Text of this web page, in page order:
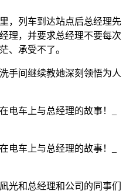
，列车到达站点后总经理先
理，并要求总经理不要每次
、承受不了。
手间继续教她深刻领悟为人
光和总经理和公司的同事们